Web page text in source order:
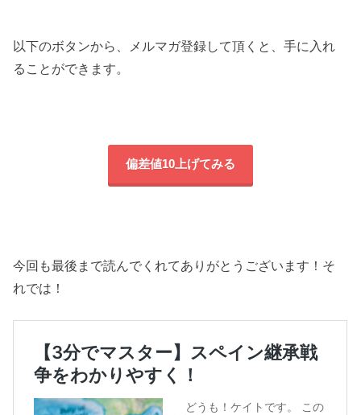
以下のボタンから、メルマガ登録して頂くと、手に入れ
ることができます。
偏差値10上げてみる
今回も最後まで読んでくれてありがとうございます！そ
れでは！